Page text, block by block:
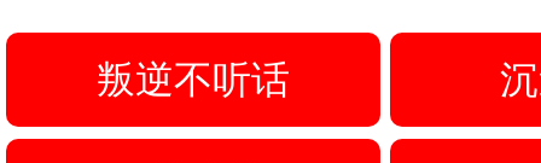
叛逆不听话